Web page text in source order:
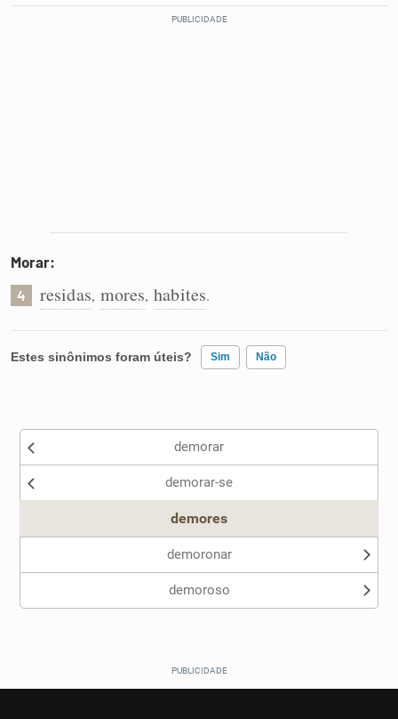
Dicionário
Morar:
4 residas, mores, habites.
Estes sinônimos foram úteis? Sim Não
Nenhum dos sinônimos apresentados me ajudou
demorar
demorar-se
demores
demoronar
demoroso